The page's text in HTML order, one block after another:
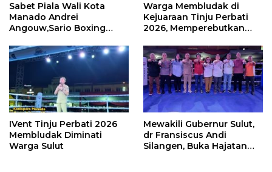
Sabet Piala Wali Kota
Manado Andrei
Angouw,Sario Boxing
Perbati 2026
Warga Membludak di
Kejuaraan Tinju Perbati
2026, Memperebutkan
IVent Tinju Perbati 2026
Membludak Diminati
Warga Sulut
Mewakili Gubernur Sulut,
dr Fransiscus Andi
Silangen, Buka Hajatan